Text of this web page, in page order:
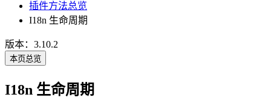
插件方法总览
I18n 生命周期
版本：3.10.2
本页总览
I18n 生命周期